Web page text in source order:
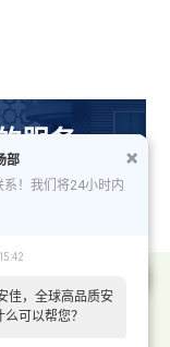
服务
部
！我们将24小时内
佳，全球高品质安
可以帮您？